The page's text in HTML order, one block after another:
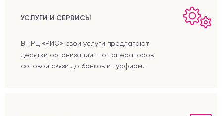
УСЛУГИ И СЕРВИСЫ
В ТРЦ «РИО» свои услуги предлагают
десятки организаций – от операторов
сотовой связи до банков и турфирм.